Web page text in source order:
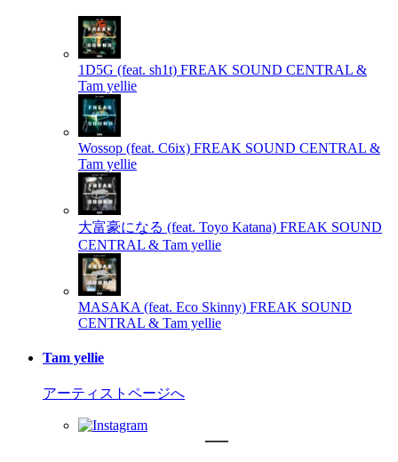
1D5G (feat. sh1t) FREAK SOUND CENTRAL &
Tam yellie
Wossop (feat. C6ix) FREAK SOUND CENTRAL &
Tam yellie
大富豪になる (feat. Toyo Katana) FREAK SOUND
CENTRAL & Tam yellie
MASAKA (feat. Eco Skinny) FREAK SOUND
CENTRAL & Tam yellie
Tam yellie
アーティストページへ